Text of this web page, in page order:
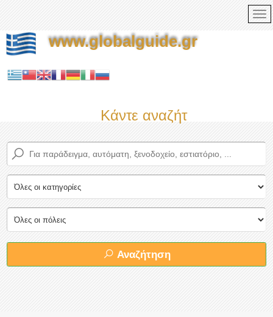
www.globalguide.gr
Κάντε αναζήτηση τώρα
Αναζήτηση